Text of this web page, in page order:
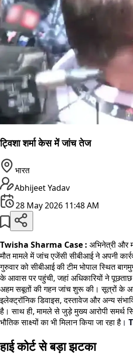
ट्विशा शर्मा केस में जांच तेज
भारत
Abhijeet Yadav
28 May 2026 11:48 AM
Twisha Sharma Case : अभिनेत्री और
मौत मामले में जांच एजेंसी सीबीआई ने अपनी
गुरुवार को सीबीआई की टीम भोपाल स्थित
के आवास पर पहुंची, जहां अधिकारियों ने
अहम सबूतों की गहन जांच शुरू की। सूत्रों के
इलेक्ट्रॉनिक डिवाइस, दस्तावेज और अन्य
है। साथ ही, मामले से जुड़े मुख्य आरोपी समर्थ
भौतिक साक्ष्यों का भी मिलान किया जा रहा है ।
हाई कोर्ट से बड़ा झटका